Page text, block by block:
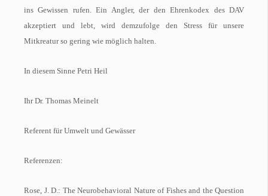
ins Gewissen rufen. Ein Angler, der den Ehrenkodex des DAV
akzeptiert und lebt, wird demzufolge den Stress für unsere
Mitkreatur so gering wie möglich halten.
In diesem Sinne Petri Heil
Ihr Dr. Thomas Meinelt
Referent für Umwelt und Gewässer
Referenzen:
Rose, J. D.: The Neurobehavioral Nature of Fishes and the Question